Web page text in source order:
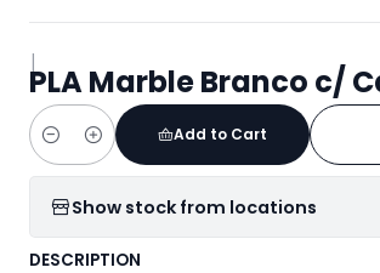
|
PLA Marble Branco c/
Quantity
Add to Cart
Show stock from locations
DESCRIPTION